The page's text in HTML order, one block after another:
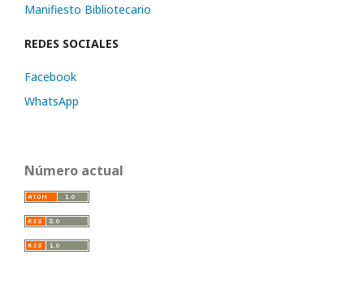
Manifiesto Bibliotecario
REDES SOCIALES
Facebook
WhatsApp
Número actual